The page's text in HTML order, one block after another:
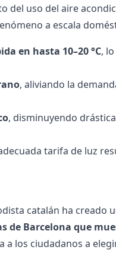
del uso del aire
a escala
en hasta 10–20 °C,
, aliviando la
, disminuyendo
tarifa de luz
catalán ha creado
de Barcelona que
a los ciudadanos a